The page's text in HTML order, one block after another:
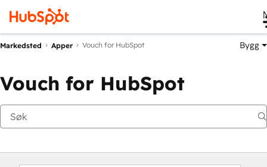
Markedsted Apper Vouch for HubSpot Bygg
Vouch for HubSpot